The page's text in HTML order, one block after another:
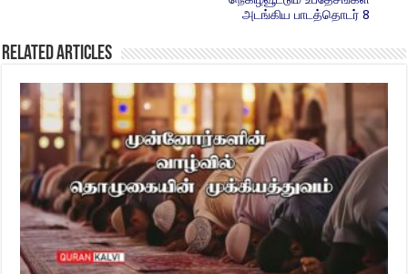
அடங்கிய பாடத்தொடர் 8
Related Articles